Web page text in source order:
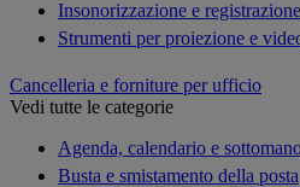
Insonorizzazione e
Strumenti per proiezione e
Cancelleria e forniture per ufficio
Vedi tutte le categorie
Agenda, calendario e
Busta e smistamento della posta